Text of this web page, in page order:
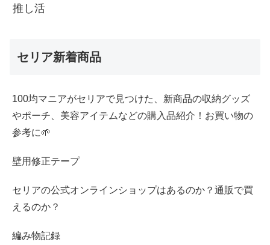
推し活
セリア新着商品
100均マニアがセリアで見つけた、新商品の収納グッズ
やポーチ、美容アイテムなどの購入品紹介！お買い物の
参考に🌱
壁用修正テープ
セリアの公式オンラインショップはあるのか？通販で買
えるのか？
編み物記録